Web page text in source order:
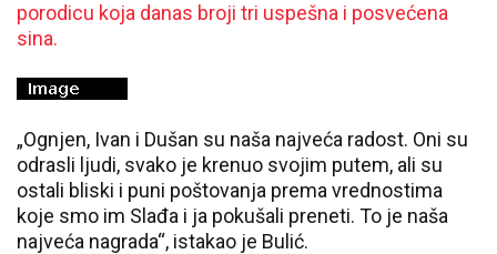
porodicu koja danas broji tri uspešna i posvećena
sina.
„Ognjen, Ivan i Dušan su naša najveća radost. Oni su
odrasli ljudi, svako je krenuo svojim putem, ali su
ostali bliski i puni poštovanja prema vrednostima
koje smo im Slađa i ja pokušali preneti. To je naša
najveća nagrada“, istakao je Bulić.